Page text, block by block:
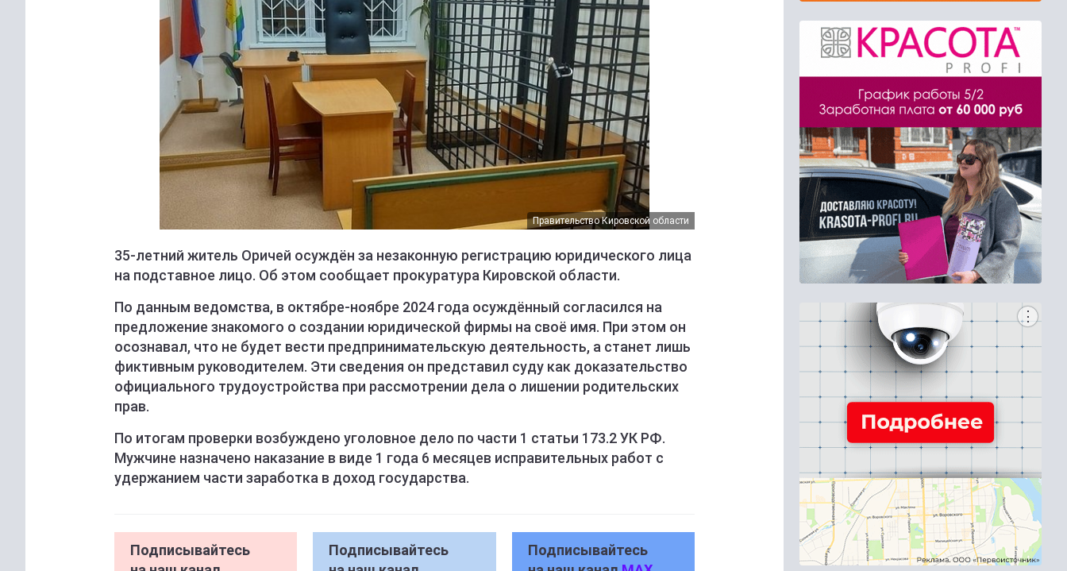
Правительство Кировской области
35-летний житель Оричей осуждён за незаконную регистрацию юридического лица
на подставное лицо. Об этом сообщает прокуратура Кировской области.
По данным ведомства, в октябре-ноябре 2024 года осуждённый согласился на
предложение знакомого о создании юридической фирмы на своё имя. При этом он
осознавал, что не будет вести предпринимательскую деятельность, а станет лишь
фиктивным руководителем. Эти сведения он представил суду как доказательство
официального трудоустройства при рассмотрении дела о лишении родительских
прав.
По итогам проверки возбуждено уголовное дело по части 1 статьи 173.2 УК РФ.
Мужчине назначено наказание в виде 1 года 6 месяцев исправительных работ с
удержанием части заработка в доход государства.
Подписывайтесь
Подписывайтесь
Подписывайтесь